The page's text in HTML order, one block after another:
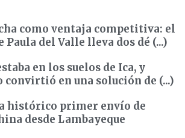
como ventaja competitiva: el
Paula del Valle lleva dos dé (...)
en los suelos de Ica, y
en una solución de (...)
histórico primer envío de
desde Lambayeque